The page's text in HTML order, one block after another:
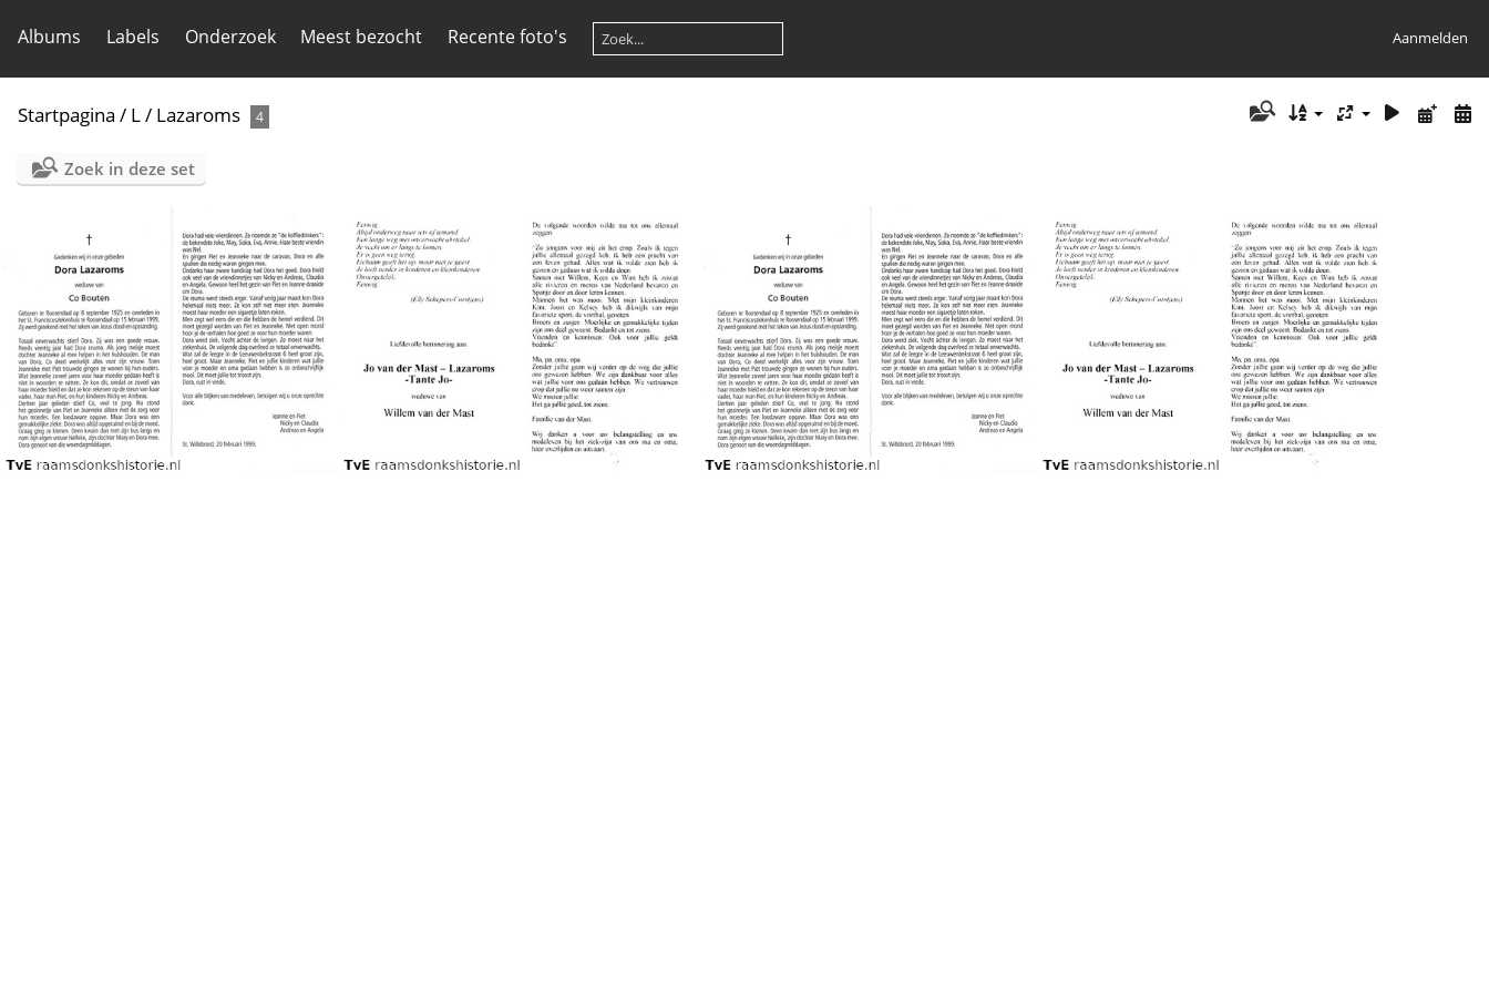
Albums Labels Onderzoek Meest bezocht Recente foto's Aanmelden
Startpagina / L/ Lazaroms 4
Zoek in deze set